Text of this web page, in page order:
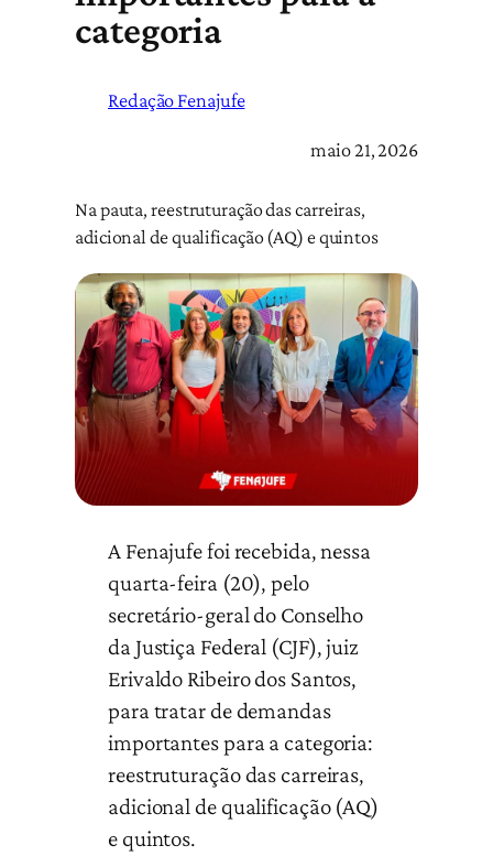
categoria
Redação Fenajufe
maio 21, 2026
Na pauta, reestruturação das carreiras,
adicional de qualificação (AQ) e quintos
A Fenajufe foi recebida, nessa
quarta-feira (20), pelo
secretário-geral do Conselho
da Justiça Federal (CJF), juiz
Erivaldo Ribeiro dos Santos,
para tratar de demandas
importantes para a categoria:
reestruturação das carreiras,
adicional de qualificação (AQ)
e quintos.